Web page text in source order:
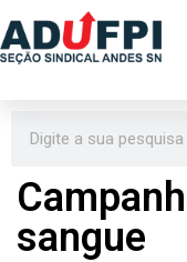
Pular
conteúdo
sangue